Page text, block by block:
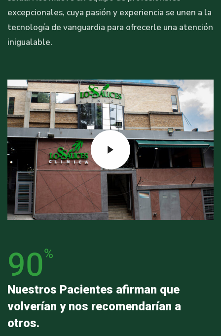
excepcionales, cuya pasión y experiencia se unen a la
tecnología de vanguardia para ofrecerle una atención
inigualable.
90%
Nuestros Pacientes afirman que
volverían y nos recomendarían a
otros.